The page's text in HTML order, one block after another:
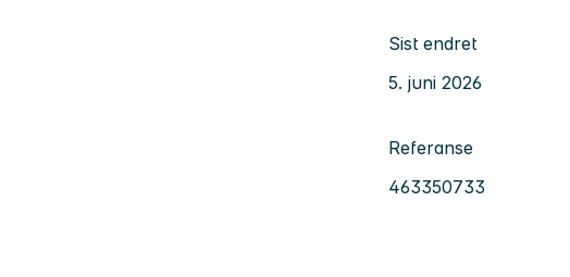
Sist endret
5. juni 2026
Referanse
463350733